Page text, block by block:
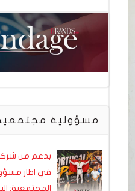
مسؤولية
بدعم من
في اطار
المجتمعية: